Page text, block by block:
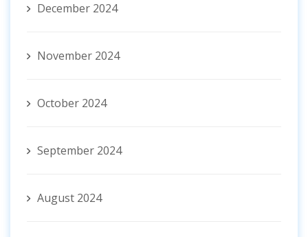
December 2024
November 2024
October 2024
September 2024
August 2024